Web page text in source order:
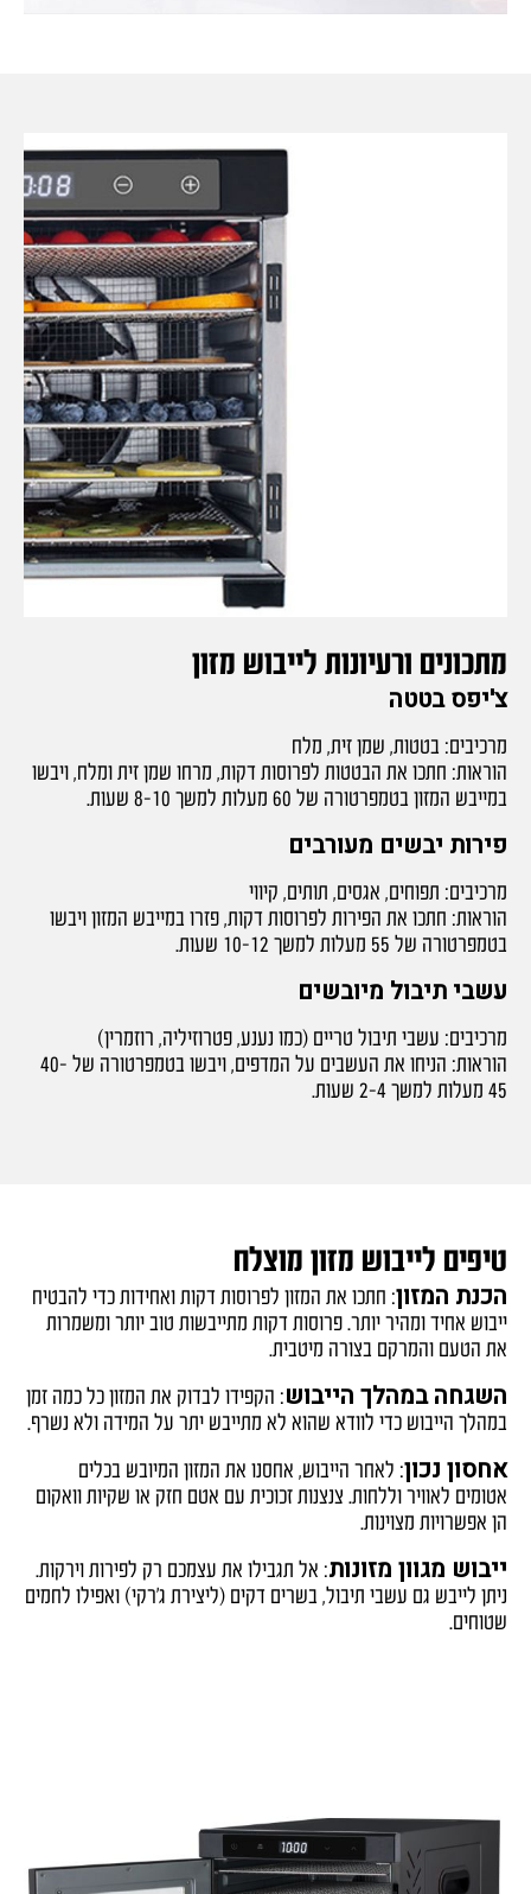
מתכונים ורעיונות לייבוש מזון
צ'יפס בטטה
מרכיבים: בטטות, שמן זית, מלח
הוראות: חתכו את הבטטות לפרוסות דקות, מרחו שמן זית ומלח, ויבשו
במייבש המזון בטמפרטורה של 60 מעלות למשך 8-10 שעות.
פירות יבשים מעורבים
מרכיבים: תפוחים, אגסים, תותים, קיווי
הוראות: חתכו את הפירות לפרוסות דקות, פזרו במייבש המזון ויבשו
בטמפרטורה של 55 מעלות למשך 10-12 שעות.
עשבי תיבול מיובשים
מרכיבים: עשבי תיבול טריים (כמו נענע, פטרוזיליה, רוזמרין)
הוראות: הניחו את העשבים על המדפים, ויבשו בטמפרטורה של 40-
45 מעלות למשך 2-4 שעות.
טיפים לייבוש מזון מוצלח
הכנת המזון: חתכו את המזון לפרוסות דקות ואחידות כדי להבטיח
ייבוש אחיד ומהיר יותר. פרוסות דקות מתייבשות טוב יותר ומשמרות
את הטעם והמרקם בצורה מיטבית.
השגחה במהלך הייבוש: הקפידו לבדוק את המזון כל כמה זמן
במהלך הייבוש כדי לוודא שהוא לא מתייבש יתר על המידה ולא נשרף.
אחסון נכון: לאחר הייבוש, אחסנו את המזון המיובש בכלים
אטומים לאוויר וללחות. צנצנות זכוכית עם אטם חזק או שקיות וואקום
הן אפשרויות מצוינות.
ייבוש מגוון מזונות: אל תגבילו את עצמכם רק לפירות וירקות.
ניתן לייבש גם עשבי תיבול, בשרים דקים (ליצירת ג'רקי) ואפילו לחמים
שטוחים.